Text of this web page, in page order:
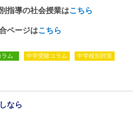
指導の社会授業はこちら
ページはこちら
ラム 中学受験コラム
中学校別対策
なら